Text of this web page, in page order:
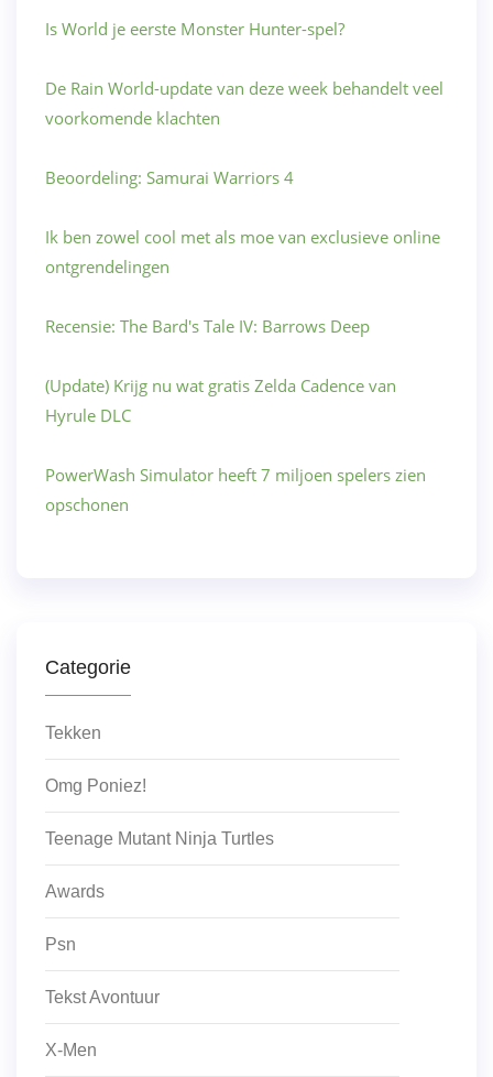
Is World je eerste Monster Hunter-spel?
De Rain World-update van deze week behandelt veel
voorkomende klachten
Beoordeling: Samurai Warriors 4
Ik ben zowel cool met als moe van exclusieve online
ontgrendelingen
Recensie: The Bard's Tale IV: Barrows Deep
(Update) Krijg nu wat gratis Zelda Cadence van
Hyrule DLC
PowerWash Simulator heeft 7 miljoen spelers zien
opschonen
Categorie
Tekken
Omg Poniez!
Teenage Mutant Ninja Turtles
Awards
Psn
Tekst Avontuur
X-Men